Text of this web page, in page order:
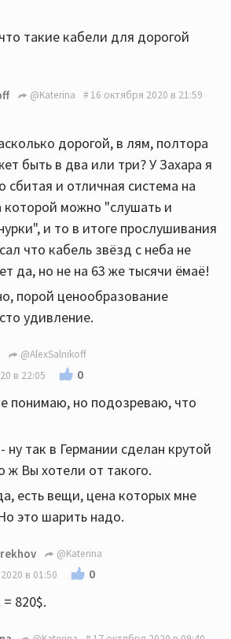
такие кабели для дорогой
@Katerina 16 октября 2020 в 21:59
дорогой, в лям, полтора
быть в два или три? У Захара я
сбитая и отличная система на
которой можно "слушать и
и то в итоге прослушивания
что кабель звёзд с неба не
да, но не на 63 же тысячи ёмаё!
порой ценообразование
удивление.
@AlexSalnikoff
в 22:05
0
понимаю, но подозреваю, что
ну так в Германии сделан крутой
ж Вы хотели от такого.
есть вещи, цена которых мне
это шарить надо.
@Katerina
в 01:50
0
= 820$.